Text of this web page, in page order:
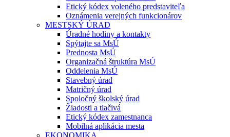
Etický kódex voleného predstaviteľa
Oznámenia verejných funkcionárov
MESTSKÝ ÚRAD
Úradné hodiny a kontakty
Spýtajte sa MsÚ
Prednosta MsÚ
Organizačná štruktúra MsÚ
Oddelenia MsÚ
Stavebný úrad
Matričný úrad
Spoločný školský úrad
Žiadosti a tlačivá
Etický kódex zamestnanca
Mobilná aplikácia mesta